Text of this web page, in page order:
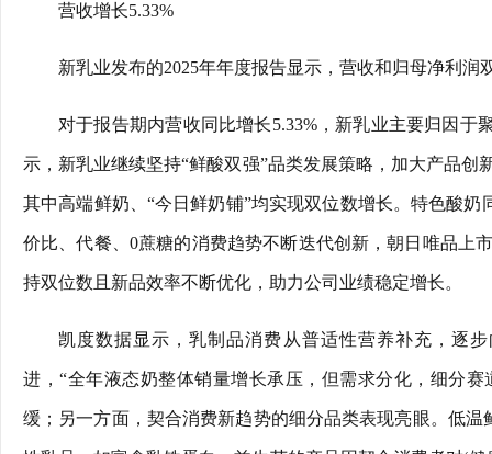
营收增长5.33%
新乳业发布的2025年年度报告显示，营收和归母净利
对于报告期内营收同比增长5.33%，新乳业主要归因于
示，新乳业继续坚持“鲜酸双强”品类发展策略，加大产品
其中高端鲜奶、“今日鲜奶铺”均实现双位数增长。特色酸
价比、代餐、0蔗糖的消费趋势不断迭代创新，朝日唯品上
持双位数且新品效率不断优化，助力公司业绩稳定增长。
凯度数据显示，乳制品消费从普适性营养补充，逐
进，“全年液态奶整体销量增长承压，但需求分化，细分
缓；另一方面，契合消费新趋势的细分品类表现亮眼。低